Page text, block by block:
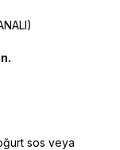
sos veya